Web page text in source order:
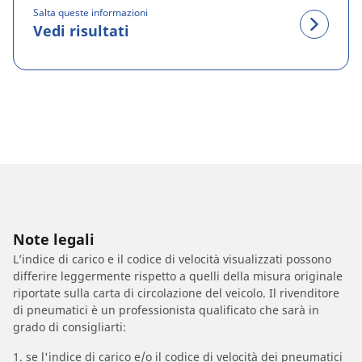
Salta queste informazioni
Vedi risultati
Note legali
L’indice di carico e il codice di velocità visualizzati possono
differire leggermente rispetto a quelli della misura originale
riportate sulla carta di circolazione del veicolo. Il rivenditore
di pneumatici è un professionista qualificato che sarà in
grado di consigliarti:
1. se l'indice di carico e/o il codice di velocità dei pneumatici